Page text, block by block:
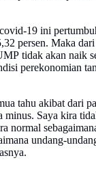
19 ini
persen. Maka
tidak akan naik
perekonomian
tahu akibat dari
minus. Saya kira
normal
undang-